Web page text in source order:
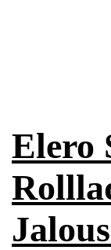
Elero